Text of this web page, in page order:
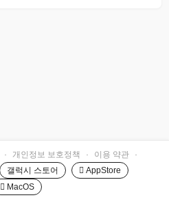
· 개인정보 보호정책 · 이용 약관
·
갤럭시 스토어
 AppStore
 MacOS